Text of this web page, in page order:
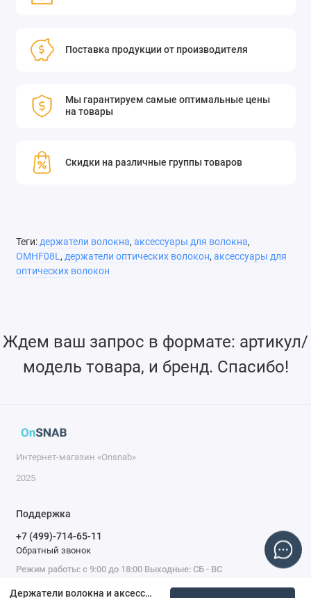
Держатели волокна и аксессуары OMHF08L
аксессуары OMHF08L по выгодной цене и обеспечить
Вертикальный магнитный ротационный держатель OMHF08
(левое и правое исполнение) предназначен для углового
Может быть использован совместно с ручными станциями
позиционирования серий HFA/HFS и с магнитными
осуществляется с помощью магнитных зажимов, которые
Поставка продукции от производителя
Мы гарантируем самые оптимальные цены
на товары
Скидки на различные группы товаров
Теги:держатели волокна, аксессуары для волокна,
OMHF08L, держатели оптических волокон, аксессуары для
оптических волокон
Ждем ваш запрос в формате: артикул/
модель товара, и бренд. Спасибо!
Интернет-магазин «Onsnab»
2025
Поддержка
+7 (499)-714-65-11
Обратный звонок
Режим работы: с 9:00 до 18:00 Выходные: СБ - ВС